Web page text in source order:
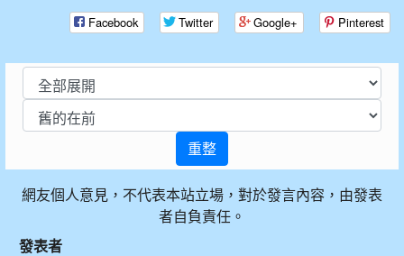
Facebook Twitter Google+ Pinterest
重整
網友個人意見，不代表本站立場，對於發言內容，由發表
者自負責任。
發表者